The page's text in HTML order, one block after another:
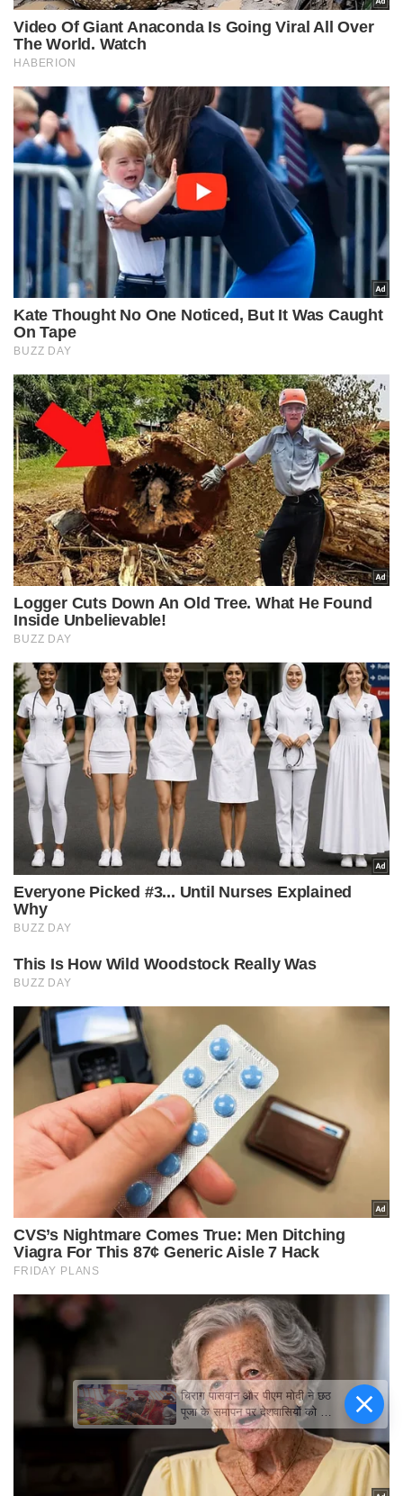
चिराग पासवान और पीएम मोदी ने छठ
पूजा के समापन पर देशवासियों को दी
शुभकामनाएं, छठी मैया से देश की
समृद्धि की कामना की